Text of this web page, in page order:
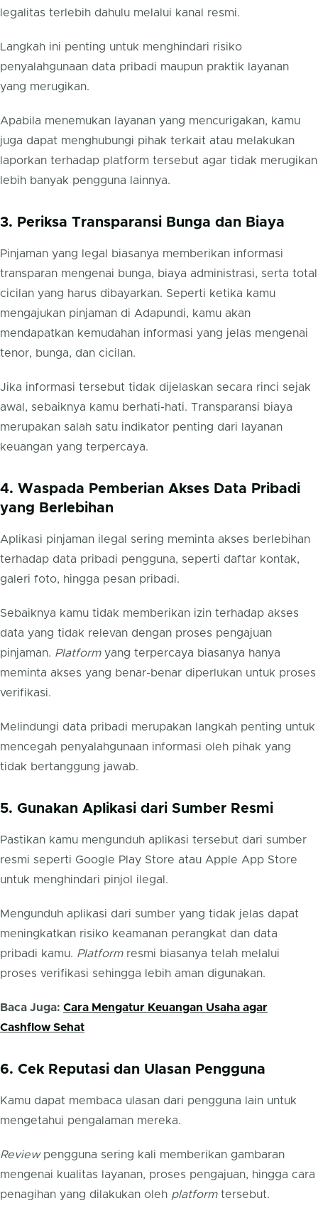
legalitas terlebih dahulu melalui kanal resmi.
Langkah ini penting untuk menghindari risiko
penyalahgunaan data pribadi maupun praktik layanan
yang merugikan.
Apabila menemukan layanan yang mencurigakan, kamu
juga dapat menghubungi pihak terkait atau melakukan
laporkan terhadap platform tersebut agar tidak merugikan
lebih banyak pengguna lainnya.
3. Periksa Transparansi Bunga dan Biaya
Pinjaman yang legal biasanya memberikan informasi
transparan mengenai bunga, biaya administrasi, serta total
cicilan yang harus dibayarkan. Seperti ketika kamu
mengajukan pinjaman di Adapundi, kamu akan
mendapatkan kemudahan informasi yang jelas mengenai
tenor, bunga, dan cicilan.
Jika informasi tersebut tidak dijelaskan secara rinci sejak
awal, sebaiknya kamu berhati-hati. Transparansi biaya
merupakan salah satu indikator penting dari layanan
keuangan yang terpercaya.
4. Waspada Pemberian Akses Data Pribadi
yang Berlebihan
Aplikasi pinjaman ilegal sering meminta akses berlebihan
terhadap data pribadi pengguna, seperti daftar kontak,
galeri foto, hingga pesan pribadi.
Sebaiknya kamu tidak memberikan izin terhadap akses
data yang tidak relevan dengan proses pengajuan
pinjaman. Platformyang terpercaya biasanya hanya
meminta akses yang benar-benar diperlukan untuk proses
verifikasi.
Melindungi data pribadi merupakan langkah penting untuk
mencegah penyalahgunaan informasi oleh pihak yang
tidak bertanggung jawab.
5. Gunakan Aplikasi dari Sumber Resmi
Pastikan kamu mengunduh aplikasi tersebut dari sumber
resmi seperti Google Play Store atau Apple App Store
untuk menghindari pinjol ilegal.
Mengunduh aplikasi dari sumber yang tidak jelas dapat
meningkatkan risiko keamanan perangkat dan data
pribadi kamu. Platformresmi biasanya telah melalui
proses verifikasi sehingga lebih aman digunakan.
Baca Juga: Cara Mengatur Keuangan Usaha agar
Cashflow Sehat
6. Cek Reputasi dan Ulasan Pengguna
Kamu dapat membaca ulasan dari pengguna lain untuk
mengetahui pengalaman mereka.
Reviewpengguna sering kali memberikan gambaran
mengenai kualitas layanan, proses pengajuan, hingga cara
penagihan yang dilakukan oleh platformtersebut.